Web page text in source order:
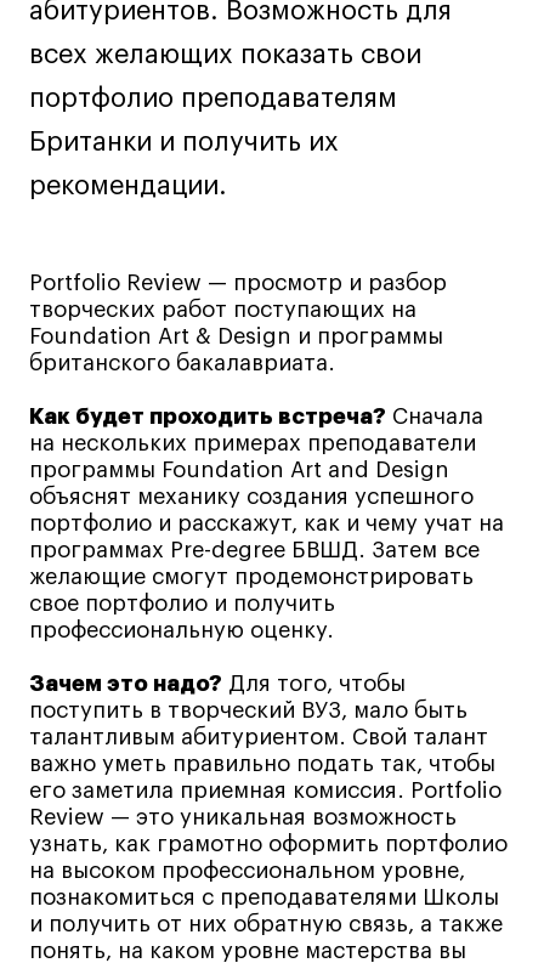
Онлайн
Маркетинг и генерация лидов
Искусство
Фотография
Техникум
Графический дизайнер
Цифровой маркетолог
Технолог-конструктор одежды
Коммерческий фотограф
Все программы
Для школьников
Среднесрочные
Долгосрочные
Все программы
О школе
Новости
абитуриентов. Возможность для
всех желающих показать свои
портфолио преподавателям
Британки и получить их
рекомендации.
Portfolio Review — просмотр и разбор
творческих работ поступающих на
Foundation Art & Design и программы
британского бакалавриата.
Как будет проходить встреча? Сначала
на нескольких примерах преподаватели
программы Foundation Art and Design
объяснят механику создания успешного
портфолио и расскажут, как и чему учат на
программах Pre-degree БВШД. Затем все
желающие смогут продемонстрировать
свое портфолио и получить
профессиональную оценку.
Зачем это надо? Для того, чтобы
поступить в творческий ВУЗ, мало быть
талантливым абитуриентом. Свой талант
важно уметь правильно подать так, чтобы
его заметила приемная комиссия. Portfolio
Review — это уникальная возможность
узнать, как грамотно оформить портфолио
на высоком профессиональном уровне,
познакомиться с преподавателями Школы
и получить от них обратную связь, а также
понять, на каком уровне мастерства вы